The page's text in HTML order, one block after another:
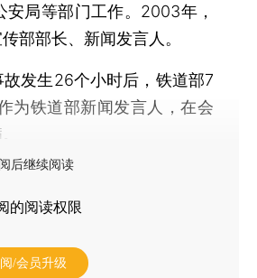
局等部门工作。2003年，
部部长、新闻发言人。
发生26个小时后，铁道部7
为铁道部新闻发言人，在会
后继续阅读
的阅读权限
/会员升级